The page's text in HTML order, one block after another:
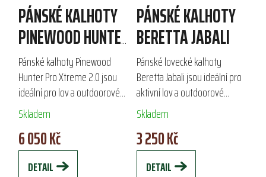
PÁNSKÉ KALHOTY
PINEWOOD HUNTER
PRO XTREME 2.0
Pánské kalhoty Pinewood
Hunter Pro Xtreme 2.0 jsou
ideální pro lov a outdoorové
aktivity v podzimním a
zimním období. Díky vysoce
funkční membráně s vodním
sloupcem přes 12 000...
Skladem
6 050 Kč
DETAIL
PÁNSKÉ KALHOTY
BERETTA JABALI
Pánské lovecké kalhoty
Beretta Jabali jsou ideální pro
aktivní lov a outdoorové
aktivity. Vyrobeny z odolné
směsi bavlny a polyesteru s
ripstop úpravou, poskytují
pohodlí a...
Skladem
3 250 Kč
DETAIL